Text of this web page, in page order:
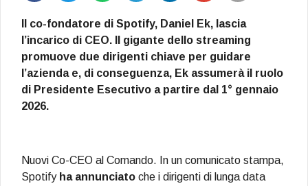
Il co-fondatore di Spotify, Daniel Ek, lascia
l’incarico di CEO. Il gigante dello streaming
promuove due dirigenti chiave per guidare
l’azienda e, di conseguenza, Ek assumerà il ruolo
di Presidente Esecutivo a partire dal 1° gennaio
2026.
Nuovi Co-CEO al Comando. In un comunicato stampa,
Spotify ha annunciato che i dirigenti di lunga data